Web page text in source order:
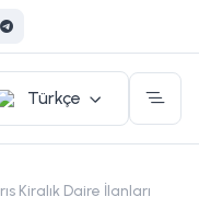
Türkçe
Kiralık Daire İlanları